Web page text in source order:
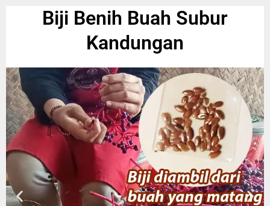
Biji Benih Buah Subur
Kandungan